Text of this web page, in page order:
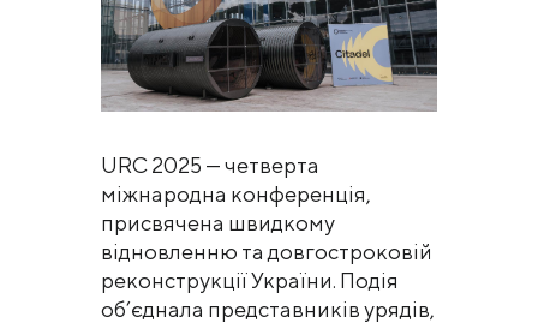
URC 2025 — четверта
міжнародна конференція,
присвячена швидкому
відновленню та довгостроковій
реконструкції України. Подія
об’єднала представників урядів,